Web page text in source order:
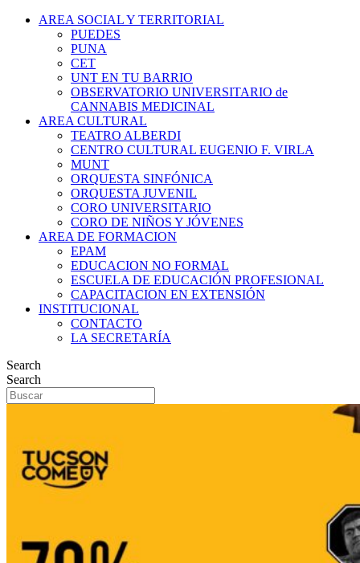
AREA SOCIAL Y TERRITORIAL
PUEDES
PUNA
CET
UNT EN TU BARRIO
OBSERVATORIO UNIVERSITARIO de
CANNABIS MEDICINAL
AREA CULTURAL
TEATRO ALBERDI
CENTRO CULTURAL EUGENIO F. VIRLA
MUNT
ORQUESTA SINFÓNICA
ORQUESTA JUVENIL
CORO UNIVERSITARIO
CORO DE NIÑOS Y JÓVENES
AREA DE FORMACION
EPAM
EDUCACION NO FORMAL
ESCUELA DE EDUCACIÓN PROFESIONAL
CAPACITACION EN EXTENSIÓN
INSTITUCIONAL
CONTACTO
LA SECRETARÍA
Search
Search